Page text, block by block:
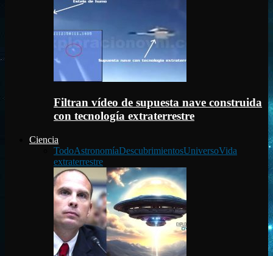
Filtran vídeo de supuesta nave construida
con tecnología extraterrestre
Ciencia
TodoAstronomíaDescubrimientosUniversoVida
extraterrestre